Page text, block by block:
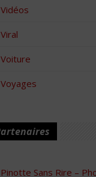
Vidéos
Viral
Voiture
Voyages
Pinotte Sans Rire –